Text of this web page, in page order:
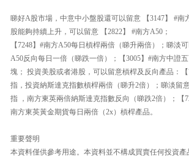
睇好A股市場，中意中小盤股還可以留意 【3147】 #南
股能夠持續上升，可以留意 【2822】 #南方A50；
【7248】#南方A50每日槓桿兩倍（睇升兩倍）；睇淡
A50反向每日一倍（睇跌一倍）；【3005】#南方中證
塊； 投資美股或者港股，可以留意槓桿及反向產品：
指，投資納斯達克指數槓桿兩倍（睇升2倍）；睇淡留
指 ，南方東英兩倍納斯達克指數反向（睇跌2倍）；【
南方東英黃金期貨每日兩倍（2x）槓桿產品。
重要聲明
本資料僅供參考用途。本資料並不構成買賣任何投資